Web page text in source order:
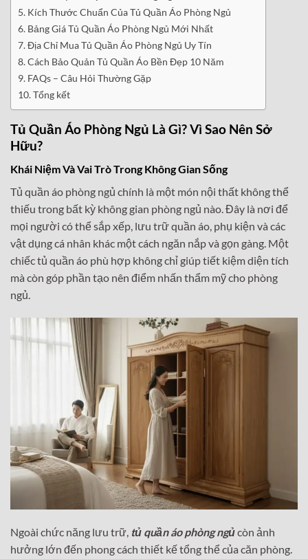
Kích Thước Chuẩn Của Tủ Quần Áo Phòng Ngủ
Bảng Giá Tủ Quần Áo Phòng Ngủ Mới Nhất
Địa Chỉ Mua Tủ Quần Áo Phòng Ngủ Uy Tín
Cách Bảo Quản Tủ Quần Áo Bền Đẹp 10 Năm
FAQs – Câu Hỏi Thường Gặp
Tổng kết
Tủ Quần Áo Phòng Ngủ Là Gì? Vì Sao Nên Sở
Hữu?
Khái Niệm Và Vai Trò Trong Không Gian Sống
Tủ quần áo phòng ngủ chính là một món nội thất không thể
thiếu trong bất kỳ không gian phòng ngủ nào. Đây là nơi để
mọi người có thể sắp xếp, lưu trữ quần áo, phụ kiện và các
vật dụng cá nhân khác một cách ngăn nắp và gọn gàng. Một
chiếc tủ quần áo phù hợp không chỉ giúp tiết kiệm diện tích
mà còn góp phần tạo nên điểm nhấn thẩm mỹ cho phòng
ngủ.
Ngoài chức năng lưu trữ, tủ quần áo phòng ngủcòn ảnh
hưởng lớn đến phong cách thiết kế tổng thể của căn phòng.